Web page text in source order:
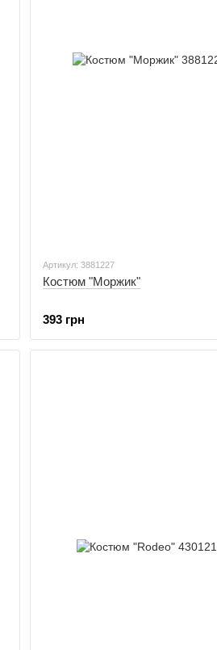
Артикул: 3881227
Костюм "Моржик"
393 грн